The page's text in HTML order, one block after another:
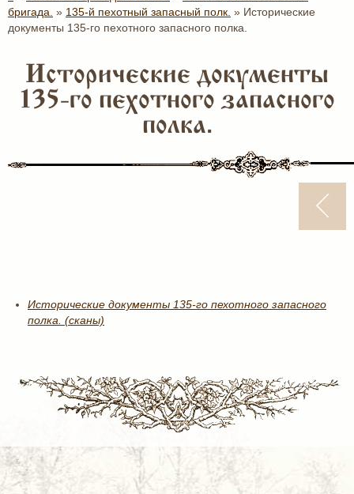
бригада. » 135-й пехотный запасный полк. » Исторические
документы 135-го пехотного запасного полка.
Исторические документы
135-го пехотного запасного
полка.
Исторические документы 135-го пехотного запасного
полка. (сканы)